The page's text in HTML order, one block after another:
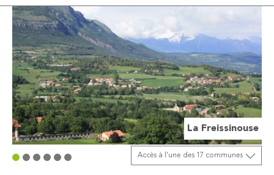
La Freissinouse
Accès à l’une des 17 communes